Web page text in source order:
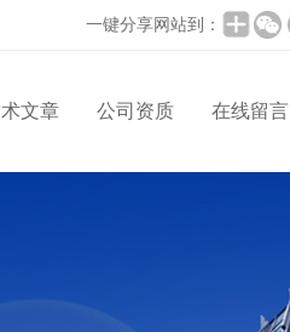
一键分享网站到：
文章 公司资质 在线留言